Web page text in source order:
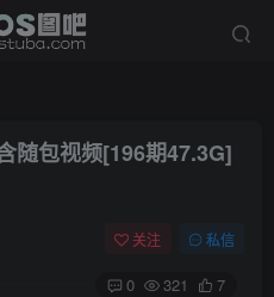
随包视频[196期47.3G]
关注 私信
0 321 7